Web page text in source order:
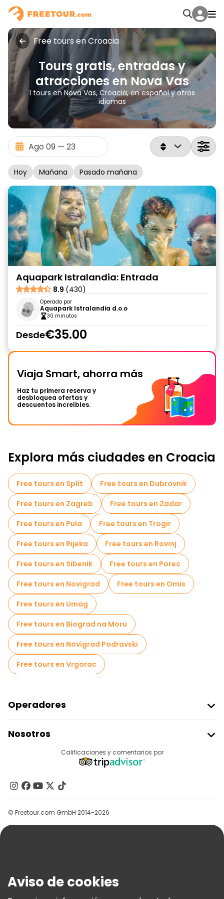
Free tours en Croacia
Tours gratis, entradas y
atracciones en Nova Vas
1 tours en Nova Vas, Croacia, en español y otros
idiomas
Hoy Mañana Pasado mañana
Aquapark Istralandia: Entrada
8.9 (430)
Operado por
Aquapark Istralandia d.o.o
30 minutos
Desde€35.00
Viaja Smart, ahorra más
Haz tu primera reserva y
desbloquea ofertas y
descuentos increíbles.
Explora más ciudades en Croacia
Free tours en Split
Free tours en Dubrovnik
Free tours en Zagreb
Free tours en Zadar
Free tours en Pula
Free tours en Trogir
Free tours en Rijeka
Free tours en Rovinj
Free tours en Sibenik
Free tours en Porec
Free tours en Novigrad
Free tours en Omis
Free tours en Umag
Free tours en Biograd na Moru
Free tours en Novigrad Podravski
Free tours en Vrgorac
Operadores
Acceder Como Proveedor
Programa De Afiliados
Nosotros
Contacto
Grupos
Ayuda
Términos E Información Legal
Calificaciones y comentarios por
© Freetour.com GmbH 2014-2026
Aviso de cookies